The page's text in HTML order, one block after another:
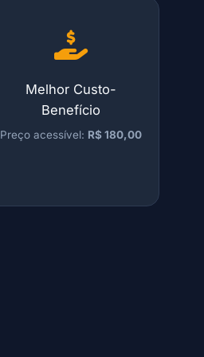
Melhor Custo-
Benefício
Preço acessível: R$ 180,00